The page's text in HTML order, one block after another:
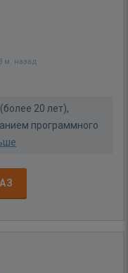
м. назад
20 лет),
программного